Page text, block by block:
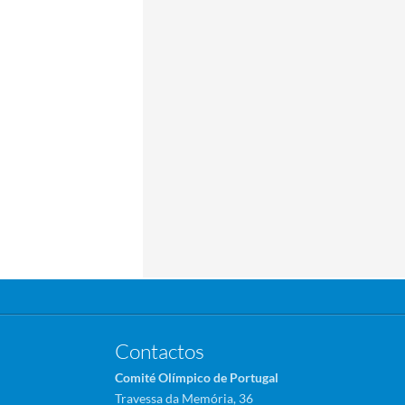
Contactos
Comité Olímpico de Portugal
Travessa da Memória, 36